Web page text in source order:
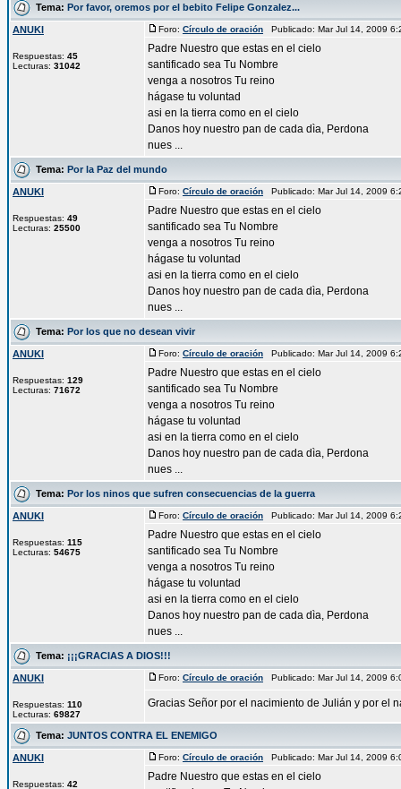
Tema: Por favor, oremos por el bebito Felipe Gonzalez...
ANUKI
Respuestas: 45
Lecturas: 31042
Foro: Círculo de oración Publicado: Mar Jul 14, 2009
Padre Nuestro que estas en el cielo
santificado sea Tu Nombre
venga a nosotros Tu reino
hágase tu voluntad
asi en la tierra como en el cielo
Danos hoy nuestro pan de cada dìa, Perdona
nues ...
Tema: Por la Paz del mundo
ANUKI
Respuestas: 49
Lecturas: 25500
Foro: Círculo de oración Publicado: Mar Jul 14, 2009
Padre Nuestro que estas en el cielo
santificado sea Tu Nombre
venga a nosotros Tu reino
hágase tu voluntad
asi en la tierra como en el cielo
Danos hoy nuestro pan de cada dìa, Perdona
nues ...
Tema: Por los que no desean vivir
ANUKI
Respuestas: 129
Lecturas: 71672
Foro: Círculo de oración Publicado: Mar Jul 14, 2009
Padre Nuestro que estas en el cielo
santificado sea Tu Nombre
venga a nosotros Tu reino
hágase tu voluntad
asi en la tierra como en el cielo
Danos hoy nuestro pan de cada dìa, Perdona
nues ...
Tema: Por los ninos que sufren consecuencias de la guerra
ANUKI
Respuestas: 115
Lecturas: 54675
Foro: Círculo de oración Publicado: Mar Jul 14, 2009
Padre Nuestro que estas en el cielo
santificado sea Tu Nombre
venga a nosotros Tu reino
hágase tu voluntad
asi en la tierra como en el cielo
Danos hoy nuestro pan de cada dìa, Perdona
nues ...
Tema: ¡¡¡GRACIAS A DIOS!!!
ANUKI
Respuestas: 110
Lecturas: 69827
Foro: Círculo de oración Publicado: Mar Jul 14, 2009
Gracias Señor por el nacimiento de Julián y por el
Tema: JUNTOS CONTRA EL ENEMIGO
ANUKI
Respuestas: 42
Foro: Círculo de oración Publicado: Mar Jul 14, 2009
Padre Nuestro que estas en el cielo